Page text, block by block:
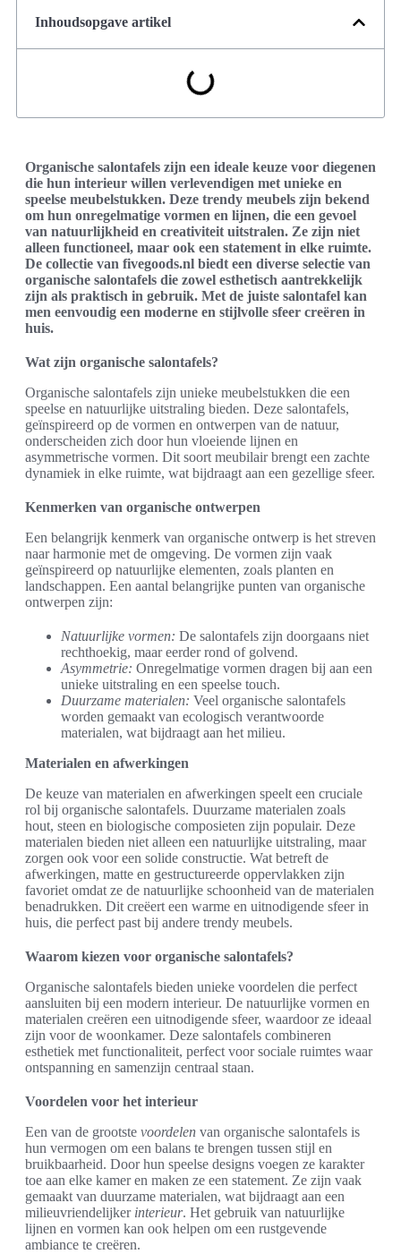
Inhoudsopgave artikel
Organische salontafels zijn een ideale keuze voor diegenen
die hun interieur willen verlevendigen met unieke en
speelse meubelstukken. Deze trendy meubels zijn bekend
om hun onregelmatige vormen en lijnen, die een gevoel
van natuurlijkheid en creativiteit uitstralen. Ze zijn niet
alleen functioneel, maar ook een statement in elke ruimte.
De collectie van fivegoods.nl biedt een diverse selectie van
organische salontafels die zowel esthetisch aantrekkelijk
zijn als praktisch in gebruik. Met de juiste salontafel kan
men eenvoudig een moderne en stijlvolle sfeer creëren in
huis.
Wat zijn organische salontafels?
Organische salontafels zijn unieke meubelstukken die een
speelse en natuurlijke uitstraling bieden. Deze salontafels,
geïnspireerd op de vormen en ontwerpen van de natuur,
onderscheiden zich door hun vloeiende lijnen en
asymmetrische vormen. Dit soort meubilair brengt een zachte
dynamiek in elke ruimte, wat bijdraagt aan een gezellige sfeer.
Kenmerken van organische ontwerpen
Een belangrijk kenmerk van organische ontwerp is het streven
naar harmonie met de omgeving. De vormen zijn vaak
geïnspireerd op natuurlijke elementen, zoals planten en
landschappen. Een aantal belangrijke punten van organische
ontwerpen zijn:
Natuurlijke vormen: De salontafels zijn doorgaans niet
rechthoekig, maar eerder rond of golvend.
Asymmetrie: Onregelmatige vormen dragen bij aan een
unieke uitstraling en een speelse touch.
Duurzame materialen: Veel organische salontafels
worden gemaakt van ecologisch verantwoorde
materialen, wat bijdraagt aan het milieu.
Materialen en afwerkingen
De keuze van materialen en afwerkingen speelt een cruciale
rol bij organische salontafels. Duurzame materialen zoals
hout, steen en biologische composieten zijn populair. Deze
materialen bieden niet alleen een natuurlijke uitstraling, maar
zorgen ook voor een solide constructie. Wat betreft de
afwerkingen, matte en gestructureerde oppervlakken zijn
favoriet omdat ze de natuurlijke schoonheid van de materialen
benadrukken. Dit creëert een warme en uitnodigende sfeer in
huis, die perfect past bij andere trendy meubels.
Waarom kiezen voor organische salontafels?
Organische salontafels bieden unieke voordelen die perfect
aansluiten bij een modern interieur. De natuurlijke vormen en
materialen creëren een uitnodigende sfeer, waardoor ze ideaal
zijn voor de woonkamer. Deze salontafels combineren
esthetiek met functionaliteit, perfect voor sociale ruimtes waar
ontspanning en samenzijn centraal staan.
Voordelen voor het interieur
Een van de grootste voordelen van organische salontafels is
hun vermogen om een balans te brengen tussen stijl en
bruikbaarheid. Door hun speelse designs voegen ze karakter
toe aan elke kamer en maken ze een statement. Ze zijn vaak
gemaakt van duurzame materialen, wat bijdraagt aan een
milieuvriendelijker interieur. Het gebruik van natuurlijke
lijnen en vormen kan ook helpen om een rustgevende
ambiance te creëren.